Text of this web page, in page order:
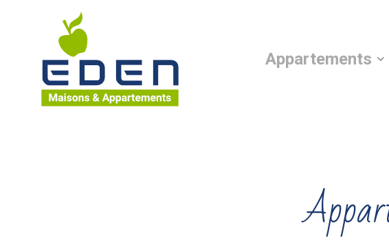
Maisons Eden Maisons & Appartements
Appartements